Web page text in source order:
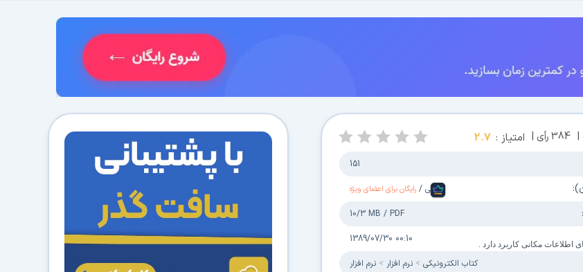
|
384رأی | امتیاز : 2.7
151
فارسی / رایگان برای اعضای ویژه
10/3 MB / PDF
1389/07/30 00:10
كتاب الكترونیکی نرم افزار نرم افزار
مکانی کاربرد دارد .